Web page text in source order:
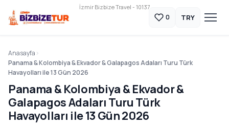
İzmir Bizbize Travel - 10137
0 TRY
Anasayfa
Panama & Kolombiya & Ekvador & Galapagos Adaları Turu Türk
Havayolları ile 13 Gün 2026
Panama & Kolombiya & Ekvador &
Galapagos Adaları Turu Türk
Havayolları ile 13 Gün 2026